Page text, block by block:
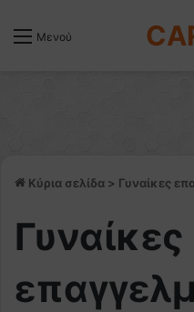
Μενού
Κύρια σελίδα > Γυναίκες
Γυναίκες